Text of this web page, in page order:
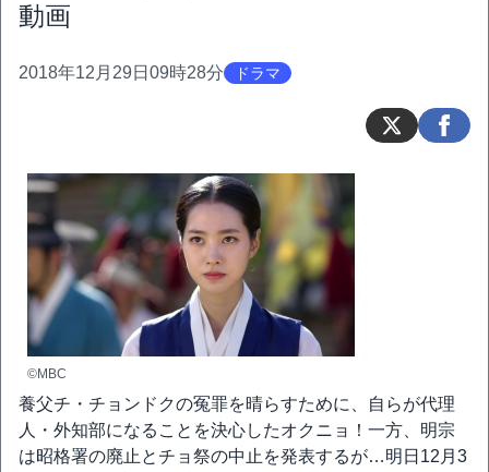
動画
2018年12月29日09時28分 ドラマ
©MBC
養父チ・チョンドクの冤罪を晴らすために、自らが代理
人・外知部になることを決心したオクニョ！一方、明宗
は昭格署の廃止とチョ祭の中止を発表するが…明日12月3